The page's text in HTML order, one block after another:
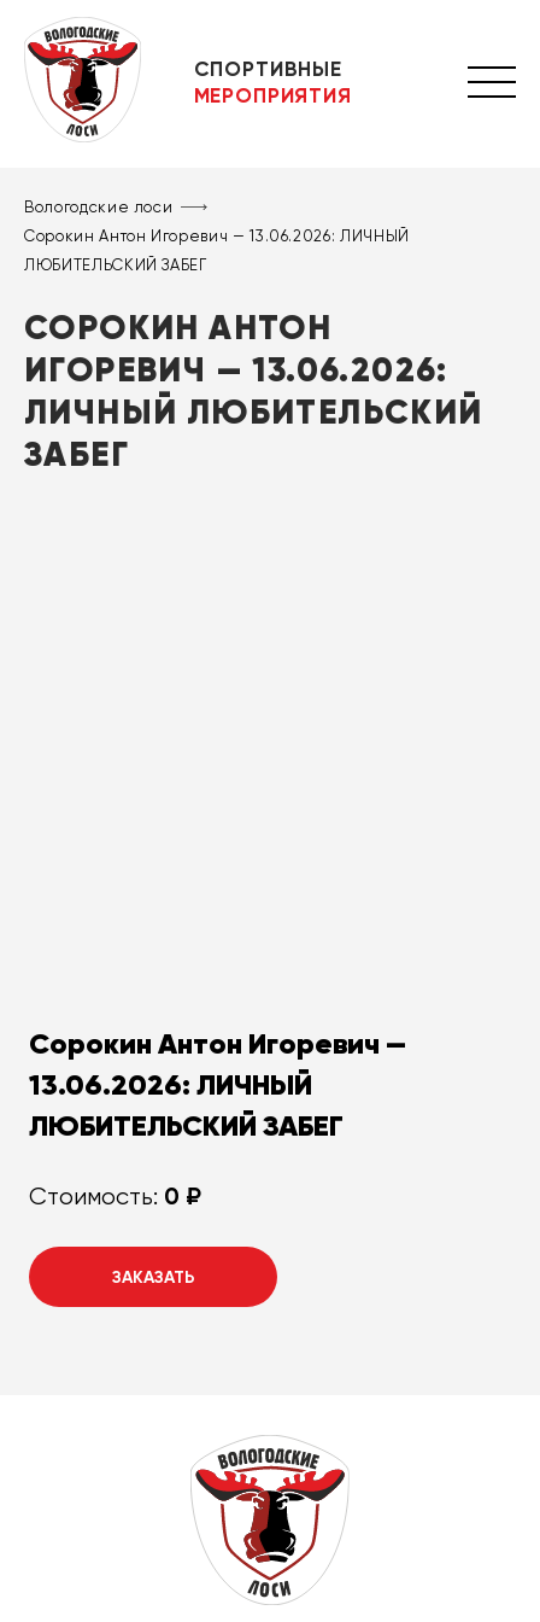
СПОРТИВНЫЕ
МЕРОПРИЯТИЯ
Вологодские лоси
Сорокин Антон Игоревич — 13.06.2026: ЛИЧНЫЙ
ЛЮБИТЕЛЬСКИЙ ЗАБЕГ
СОРОКИН АНТОН
ИГОРЕВИЧ — 13.06.2026:
ЛИЧНЫЙ ЛЮБИТЕЛЬСКИЙ
ЗАБЕГ
Сорокин Антон Игоревич —
13.06.2026: ЛИЧНЫЙ
ЛЮБИТЕЛЬСКИЙ ЗАБЕГ
Стоимость: 0 ₽
ЗАКАЗАТЬ